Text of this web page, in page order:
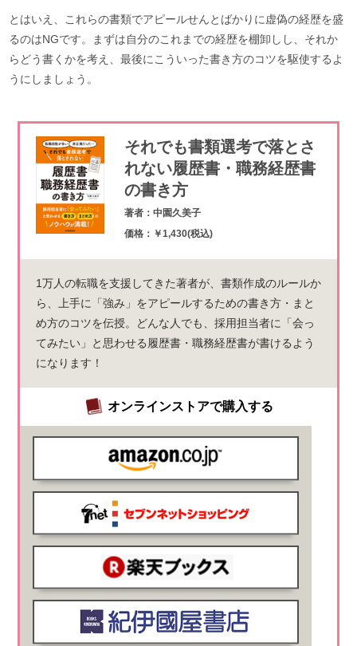
とはいえ、これらの書類でアピールせんとばかりに虚偽の経歴を盛
るのはNGです。まずは自分のこれまでの経歴を棚卸しし、それか
らどう書くかを考え、最後にこういった書き方のコツを駆使するよ
うにしましょう。
それでも書類選考で落とさ
れない履歴書・職務経歴書
の書き方
著者：中園久美子
価格：￥1,430(税込)
1万人の転職を支援してきた著者が、書類作成のルールか
ら、上手に「強み」をアピールするための書き方・まと
め方のコツを伝授。どんな人でも、採用担当者に「会っ
てみたい」と思わせる履歴書・職務経歴書が書けるよう
になります！
オンラインストアで購入する